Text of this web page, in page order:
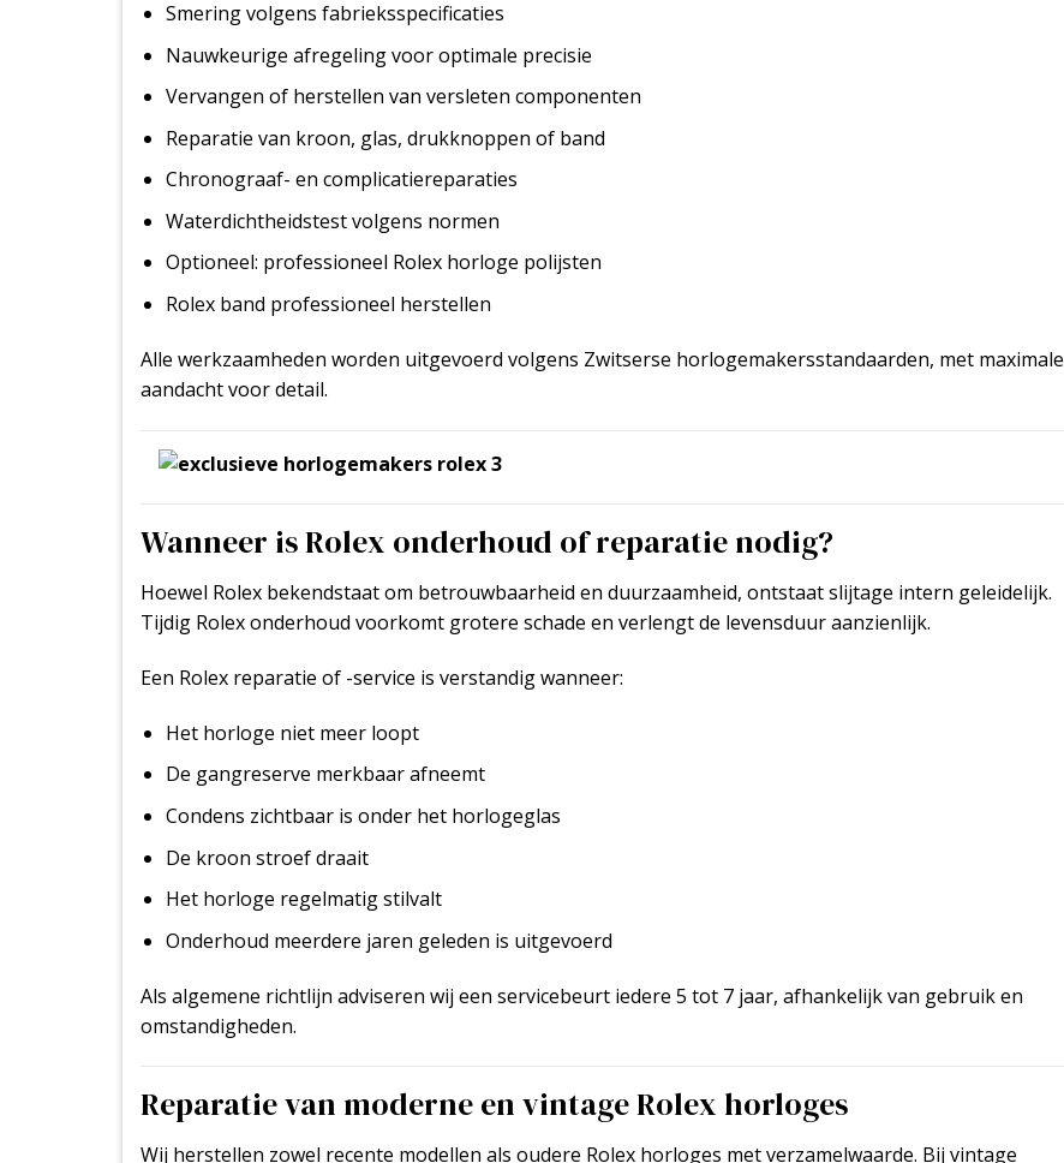
Smering volgens fabrieksspecificaties
Nauwkeurige afregeling voor optimale precisie
Vervangen of herstellen van versleten componenten
Reparatie van kroon, glas, drukknoppen of band
Chronograaf- en complicatiereparaties
Waterdichtheidstest volgens normen
Optioneel: professioneel Rolex horloge polijsten
Rolex band professioneel herstellen
Alle werkzaamheden worden uitgevoerd volgens Zwitserse horlogemakersstandaarden, met maximale
aandacht voor detail.
Wanneer is Rolex onderhoud of reparatie nodig?
Hoewel Rolex bekendstaat om betrouwbaarheid en duurzaamheid, ontstaat slijtage intern geleidelijk.
Tijdig Rolex onderhoud voorkomt grotere schade en verlengt de levensduur aanzienlijk.
Een Rolex reparatie of -service is verstandig wanneer:
Het horloge niet meer loopt
De gangreserve merkbaar afneemt
Condens zichtbaar is onder het horlogeglas
De kroon stroef draait
Het horloge regelmatig stilvalt
Onderhoud meerdere jaren geleden is uitgevoerd
Als algemene richtlijn adviseren wij een servicebeurt iedere 5 tot 7 jaar, afhankelijk van gebruik en
omstandigheden.
Reparatie van moderne en vintage Rolex horloges
Wij herstellen zowel recente modellen als oudere Rolex horloges met verzamelwaarde. Bij vintage